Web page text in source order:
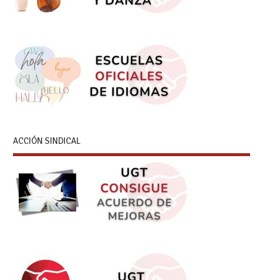
ACCIÓN SINDICAL